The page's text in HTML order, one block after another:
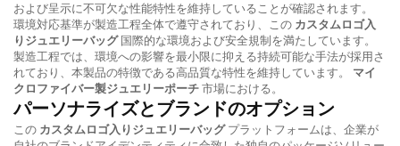
および呈示に不可欠な性能特性を維持していることが確認されます。
環境対応基準が製造工程全体で遵守されており、この カスタムロゴ入
りジュエリーバッグ国際的な環境および安全規制を満たしています。
製造工程では、環境への影響を最小限に抑える持続可能な手法が採用さ
れており、本製品の特徴である高品質な特性を維持しています。 マイ
クロファイバー製ジュエリーポーチ市場における。
パーソナライズとブランドのオプション
この カスタムロゴ入りジュエリーバッグプラットフォームは、企業が